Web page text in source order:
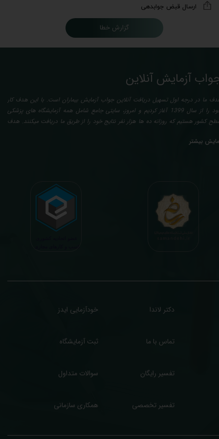
گزارش خطا
ارسال قبض جوابدهی
آزمایش آنلاین
ما در درجه اول تسهیل دریافت آنلاین جواب آزمایش بیماران است. با این هدف کار
خود را از سال 1399 آغاز کردیم و امروز، سایتی جامع شامل همه آزمایشگاه های پزشکی
کشور هستیم که روزانه ده ها هزار نفر نتایج خود را از طریق ما دریافت میکنند. هدف
با تایید و مهر پزشک متخصص) میباشد. رسالت ما در تفسیر، استخراج حداکثر
بیمه ها، افزایش تمایل افراد به انجام آزمایش (با دریافت اطلاعاتی دقیقتر، کاربردی، قابل
و شخصی سازی شده) میگردد. تا درنهایت به جامعه ای سالم تر برای تبدیل شدن به
پیشرفته (دیر و زود داره سوخت و سوز نداره...) برسیم. قابل ذکر است که جواب
آنلاین به نتایج هیچ یک از کاربران بصورت مستقیم دسترسی ندارد و موارد تفسیر نیز
با درخواست و ارسال خود کاربر انجام میگیرد و ما تابع اصول اخلاق پزشکی و حرفه ای
بیشتر
دکتر لاندا
تفسیر تخصصی
تفسیر رایگان
خودآزمایی ایدز
ثبت آزمایشگاه تماس با ما
سوالات متداول
همکاری سازمانی